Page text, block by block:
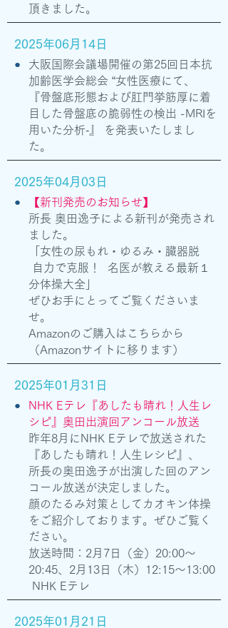
頂きました。
2025年06月14日
大阪国際会議場開催の第25回日本抗
加齢医学会総会 “女性医療にて、
『骨盤底形態および肛門挙筋厚に着
目した骨盤底の脆弱性の検出 -MRIを
用いた分析‐』 を発表いたしまし
た。
●
2025年04月03日
【新刊発売のお知らせ】
所長 奥田逸子による新刊が発売され
ました。
「女性の尿もれ・ゆるみ・臓器脱
自力で克服！ 名医が教える最新１
分体操大全」
ぜひお手にとってご覧くださいま
せ。
​Amazonのご購入は こちらから
（Amazonサイトに移ります）
●
2025年01月31日
NHK Eテレ『あしたも晴れ！人生レ
シピ』奥田出演回アンコール放送
昨年8月にNHK Eテレで放送された
『あしたも晴れ！人生レシピ』、
所長の奥田逸子が出演した回のアン
コール放送が決定しました。
顔のたるみ対策としてカオキン体操
をご紹介しております。ぜひご覧く
ださい。
放送時間：2月7日（金）20:00〜
20:45、2月13日（木）12:15〜13:00
NHK Eテレ
●
2025年01月21日